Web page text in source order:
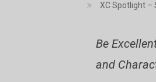
XC Spotlight –
Be
and